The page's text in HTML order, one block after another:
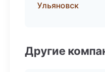
Ульяновск
Другие